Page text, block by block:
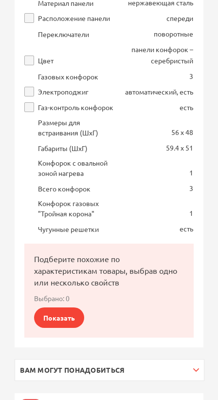
Материал панели
нержавеющая сталь
Расположение панели
спереди
Переключатели
поворотные
Цвет
панели конфорок –
серебристый
Газовых конфорок
3
Электроподжиг
автоматический, есть
Газ-контроль конфорок
есть
Размеры для
встраивания (ШхГ)
56 x 48
Габариты (ШхГ)
59.4 x 51
Конфорок с овальной
зоной нагрева
1
Всего конфорок
3
Конфорок газовых
"Тройная корона"
1
Чугунные решетки
есть
Подберите похожие по
характеристикам товары, выбрав одно
или несколько свойств
Выбрано:0
Показать
ВАМ МОГУТ ПОНАДОБИТЬСЯ